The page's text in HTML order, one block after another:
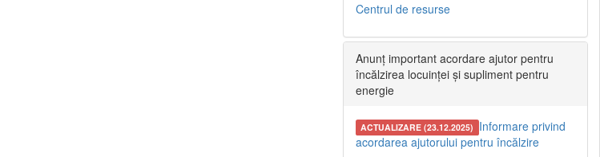
Centrul de resurse
Anunț important acordare ajutor pentru
încălzirea locuinței și supliment pentru
energie
ACTUALIZARE (23.12.2025) Informare privind
acordarea ajutorului pentru încălzire